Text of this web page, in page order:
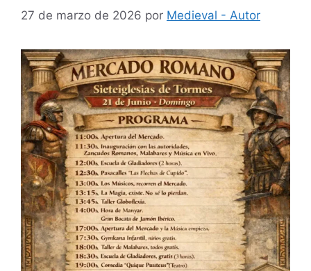
27 de marzo de 2026 por Medieval - Autor